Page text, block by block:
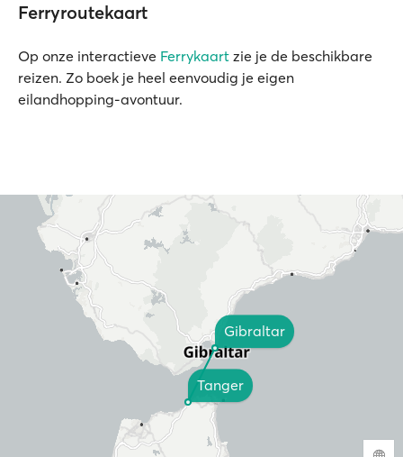
Ferryroutekaart
Op onze interactieve Ferrykaart zie je de beschikbare
reizen. Zo boek je heel eenvoudig je eigen
eilandhopping-avontuur.
Tanger
Gibraltar